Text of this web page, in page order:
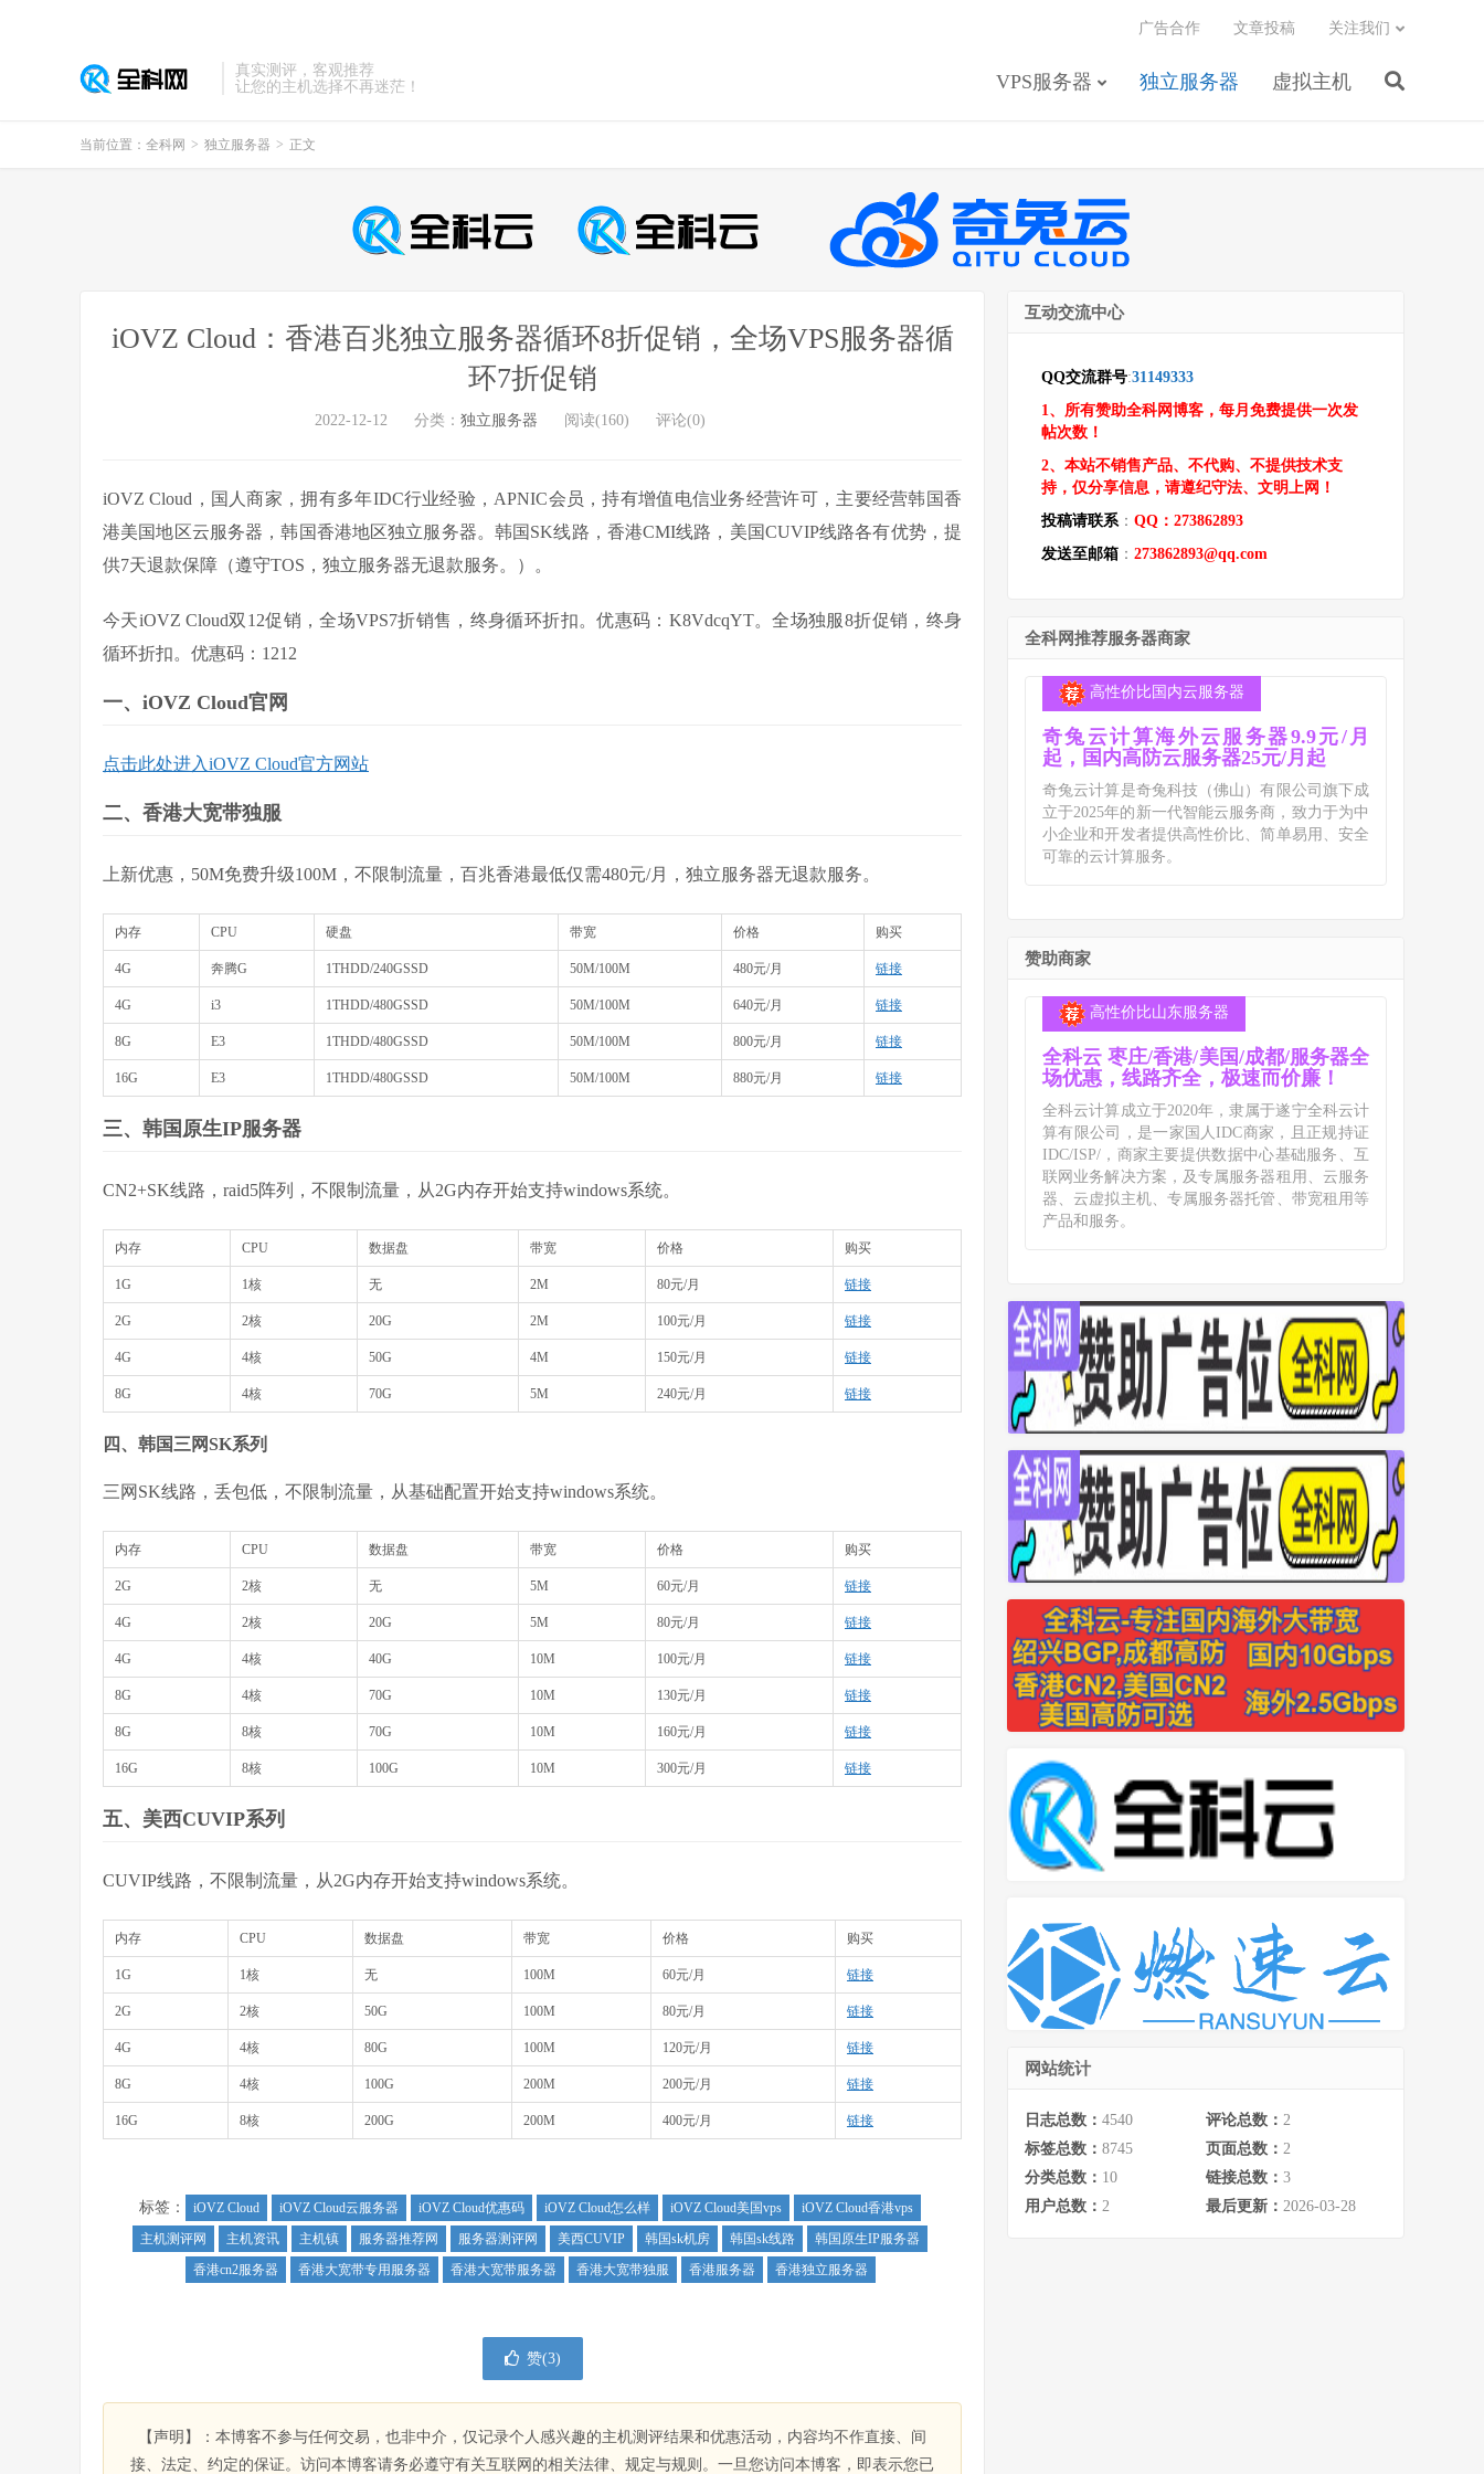
真实测评，客观推荐
让您的主机选择不再迷茫！
VPS服务器 独立服务器 虚拟主机
广告合作 文章投稿 关注我们
当前位置： 全科网 > 独立服务器 > 正文
iOVZ Cloud：香港百兆独立服务器循环8折促销，全场VPS服务器循
环7折促销
2022-12-12 分类： 独立服务器 阅读(160) 评论(0)
iOVZ Cloud，国人商家，拥有多年IDC行业经验，APNIC会员，持有增值电信业务经营许可，主要经营韩国香
港美国地区云服务器，韩国香港地区独立服务器。韩国SK线路，香港CMI线路，美国CUVIP线路各有优势，提
供7天退款保障（遵守TOS，独立服务器无退款服务。）。
今天iOVZ Cloud双12促销，全场VPS7折销售，终身循环折扣。优惠码： K8VdcqYT。全场独服8折促销，终身
循环折扣。优惠码： 1212
一、iOVZ Cloud官网
点击此处进入iOVZ Cloud官方网站
二、香港大宽带独服
上新优惠，50M免费升级100M，不限制流量，百兆香港最低仅需480元/月，独立服务器无退款服务。
内存 CPU 硬盘 带宽 价格 购买
4G 奔腾G 1THDD/240GSSD 50M/100M 480元/月 链接
4G i3 1THDD/480GSSD 50M/100M 640元/月 链接
8G E3 1THDD/480GSSD 50M/100M 800元/月 链接
16G E3 1THDD/480GSSD 50M/100M 880元/月 链接
三、韩国原生IP服务器
CN2+SK线路，raid5阵列，不限制流量，从2G内存开始支持windows系统。
内存 CPU 数据盘 带宽 价格 购买
1G 1核 无 2M 80元/月 链接
2G 2核 20G 2M 100元/月 链接
4G 4核 50G 4M 150元/月 链接
8G 4核 70G 5M 240元/月 链接
四、韩国三网SK系列
三网SK线路，丢包低，不限制流量，从基础配置开始支持windows系统。
内存 CPU 数据盘 带宽 价格 购买
2G 2核 无 5M 60元/月 链接
4G 2核 20G 5M 80元/月 链接
4G 4核 40G 10M 100元/月 链接
8G 4核 70G 10M 130元/月 链接
8G 8核 70G 10M 160元/月 链接
16G 8核 100G 10M 300元/月 链接
五、美西CUVIP系列
CUVIP线路，不限制流量，从2G内存开始支持windows系统。
内存 CPU 数据盘 带宽 价格 购买
1G 1核 无 100M 60元/月 链接
2G 2核 50G 100M 80元/月 链接
4G 4核 80G 100M 120元/月 链接
8G 4核 100G 200M 200元/月 链接
16G 8核 200G 200M 400元/月 链接
标签： iOVZ Cloud iOVZ Cloud云服务器 iOVZ Cloud优惠码 iOVZ Cloud怎么样 iOVZ Cloud美国vps
iOVZ Cloud香港vps
主机测评网
主机资讯 主机镇 服务器推荐网 服务器测评网 美西CUVIP 韩国sk机房 韩国sk线路
韩国原生IP服务器
香港cn2服务器
香港大宽带专用服务器 香港大宽带服务器 香港大宽带独服 香港服务器 香港独立服务器
赞(3)
【声明】：本博客不参与任何交易，也非中介，仅记录个人感兴趣的主机测评结果和优惠活动，内容均不作直接、间
接、法定、约定的保证。访问本博客请务必遵守有关互联网的相关法律、规定与规则。一旦您访问本博客，即表示您已
互动交流中心
QQ交流群号:31149333
1、所有赞助全科网博客，每月免费提供一次发
帖次数！
2、本站不销售产品、不代购、不提供技术支
持，仅分享信息，请遵纪守法、文明上网！
投稿请联系： QQ：273862893
发送至邮箱 ： 273862893@qq.com
全科网推荐服务器商家
高性价比国内云服务器
奇兔云计算海外云服务器9.9元/月
起，国内高防云服务器25元/月起
奇兔云计算是奇兔科技（佛山）有限公司旗下成
立于2025年的新一代智能云服务商，致力于为中
小企业和开发者提供高性价比、简单易用、安全
可靠的云计算服务。
赞助商家
高性价比山东服务器
全科云 枣庄/香港/美国/成都/服务器全
场优惠，线路齐全，极速而价廉！
全科云计算成立于2020年，隶属于遂宁全科云计
算有限公司，是一家国人IDC商家，且正规持证
IDC/ISP/，商家主要提供数据中心基础服务、互
联网业务解决方案，及专属服务器租用、云服务
器、云虚拟主机、专属服务器托管、带宽租用等
产品和服务。
网站统计
日志总数： 4540 评论总数： 2
标签总数： 8745 页面总数： 2
分类总数： 10 链接总数： 3
用户总数： 2 最后更新： 2026-03-28